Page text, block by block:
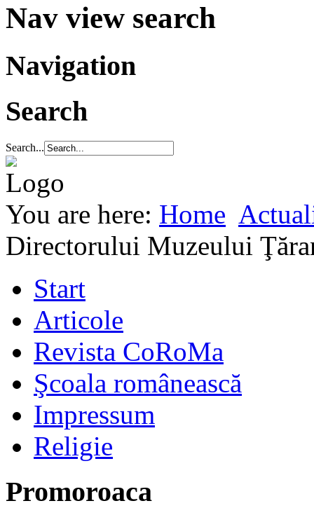
Nav view search
Navigation
Search
Search...
You are here: Home
Directorului Muzeului
Start
Articole
Revista CoRoMa
Şcoala românească
Impressum
Religie
Promoroaca